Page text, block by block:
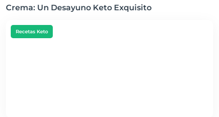
Crema: Un Desayuno Keto Exquisito
Recetas Keto